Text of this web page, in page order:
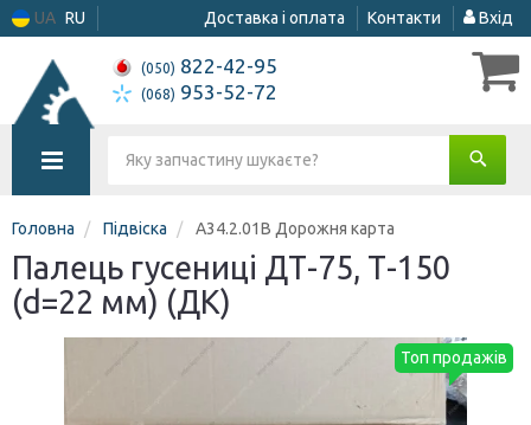
UA RU Доставка і оплата Контакти Вхід
(050) 822-42-95
(068) 953-52-72
Головна Підвіска А34.2.01В Дорожня карта
Палець гусениці ДТ-75, Т-150
(d=22 мм) (ДК)
Топ продажів